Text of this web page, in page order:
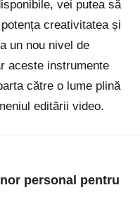
vei putea să
creativitatea și
un nou nivel de
aceste instrumente
către o lume plină
editării video.
personal pentru